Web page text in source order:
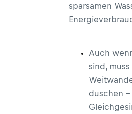
sparsamen
Auch
sind,
duschen